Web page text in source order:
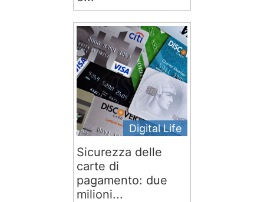
Digital Life
Sicurezza delle
carte di
pagamento: due
milioni...